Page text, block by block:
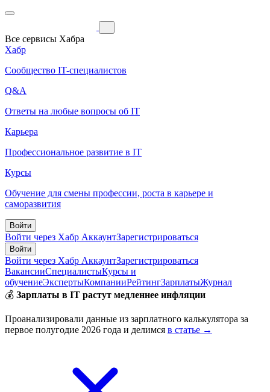
Все сервисы Хабра
Хабр
Сообщество IT-специалистов
Q&A
Ответы на любые вопросы об IT
Карьера
Профессиональное развитие в IT
Курсы
Обучение для смены профессии, роста в карьере и
саморазвития
Войти
Войти через Хабр АккаунтЗарегистрироваться
Войти
Войти через Хабр АккаунтЗарегистрироваться
ВакансииСпециалистыКурсы и
обучениеЭкспертыКомпанииРейтингЗарплатыЖурнал
💰 Зарплаты в IT растут медленнее инфляции
Проанализировали данные из зарплатного калькулятора за
первое полугодие 2026 года и делимся в статье →